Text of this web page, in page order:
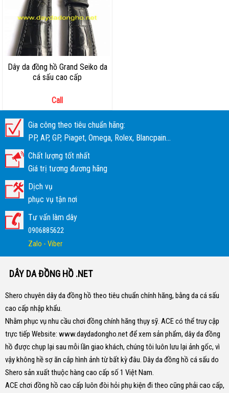
Dây da đồng hồ Grand Seiko da
cá sấu cao cấp
Call
Gia công theo tiêu chuẩn hãng:
PP, AP, GP, Piaget, Omega, Rolex, Blancpain...
Chất lượng tốt nhất
Giá trị tương đương hãng
Dịch vụ
phục vụ tận nơi
Tư vấn làm dây
0906885622
Zalo - Viber
DÂY DA ĐỒNG HỒ .NET
Shero chuyên dây da đồng hồ theo tiêu chuẩn chính hãng, bằng da cá sấu
cao cấp nhập khẩu.
Nhằm phục vụ nhu cầu chơi đồng chính hãng thụy sỹ. ACE có thể truy cập
trực tiếp Website: www.daydadongho.netđể xem sản phẩm, dây da đồng
hồ được chụp lại sau mỗi lần giao khách, chúng tôi luôn lưu lại ảnh gốc, vì
vậy không hề sợ ăn cắp hình ảnh từ bất kỳ đâu. Dây da đồng hồ cá sấu do
Shero sản xuất thuộc hàng cao cấp số 1 Việt Nam.
ACE chơi đồng hồ cao cấp luôn đòi hỏi phụ kiện đi theo cũng phải cao cấp,